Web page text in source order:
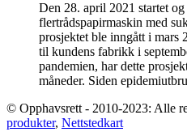
Den 28. april 2021 startet
flertrådspapirmaskin med
prosjektet ble inngått i mars
til kundens fabrikk i
pandemien, har dette
måneder. Siden
© Opphavsrett - 2010-2023: Alle
produkter, Nettstedkart